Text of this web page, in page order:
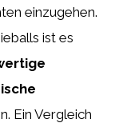
einzugehen.
ist es
Ein Vergleich